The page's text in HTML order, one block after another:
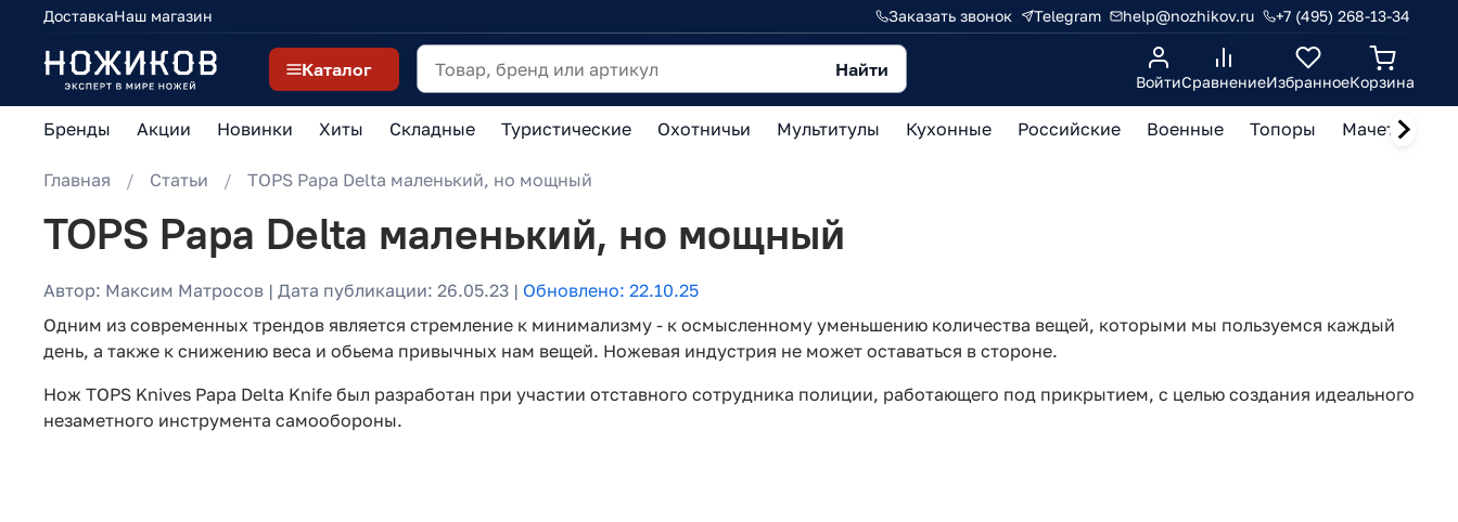
ДоставкаНаш магазин Заказать звонок Telegram help@nozhikov.ru +7 (495) 268-13-34
Каталог Найти
ВойтиСравнениеИзбранноеКорзина
Бренды Акции Новинки Хиты Складные Туристические Охотничьи Мультитулы Кухонные Российские Военные Топоры Мачете,
Главная Статьи TOPS Papa Delta маленький, но мощный
TOPS Papa Delta маленький, но мощный
Автор: Максим Матросов | Дата публикации: 26.05.23 | Обновлено: 22.10.25
Одним из современных трендов является стремление к минимализму - к осмысленному уменьшению количества вещей, которыми мы пользуемся каждый
день, а также к снижению веса и обьема привычных нам вещей. Ножевая индустрия не может оставаться в стороне.
Нож TOPS Knives Papa Delta Knife был разработан при участии отставного сотрудника полиции, работающего под прикрытием, с целью создания идеального
незаметного инструмента самообороны.